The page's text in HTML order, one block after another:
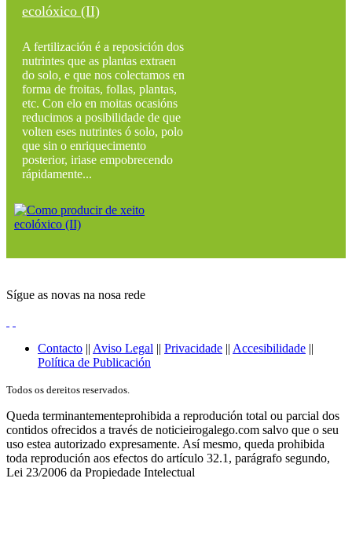
ecolóxico (II)
A fertilización é a reposición dos
nutrintes que as plantas extraen
do solo, e que nos colectamos en
forma de froitas, follas, plantas,
etc. Con elo en moitas ocasións
reducimos a posibilidade de que
volten eses nutrintes ó solo, polo
que sin o enriquecimento
posterior, iriase empobrecendo
rápidamente...
Sígue as novas na nosa rede
Contacto || Aviso Legal || Privacidade || Accesibilidade ||
Política de Publicación
Todos os dereitos reservados.
Queda terminantementeprohibida a reprodución total ou parcial dos
contidos ofrecidos a través de noticieirogalego.com salvo que o seu
uso estea autorizado expresamente. Así mesmo, queda prohibida
toda reprodución aos efectos do artículo 32.1, parágrafo segundo,
Lei 23/2006 da Propiedade Intelectual